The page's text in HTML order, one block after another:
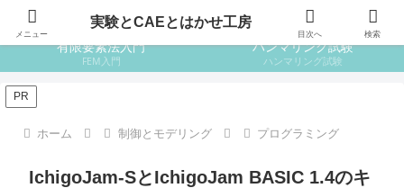
はじめての設計
はじめての金属材料
有限要素法入門
FEM入門
ハンマリング試験
ハンマリング試験
PR
ホーム 制御とモデリング プログラミング
IchigoJam-SとIchigoJam BASIC 1.4のキ
メニュー
実験とCAEとはかせ工房
目次へ 検索